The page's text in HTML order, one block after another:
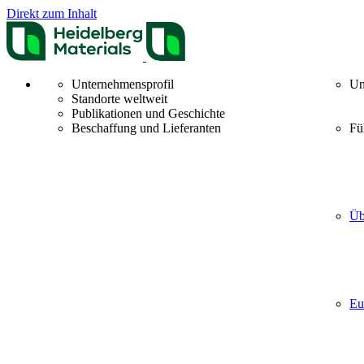
Direkt zum Inhalt
Unternehmensprofil
Standorte weltweit
Publikationen und Geschichte
Beschaffung und Lieferanten